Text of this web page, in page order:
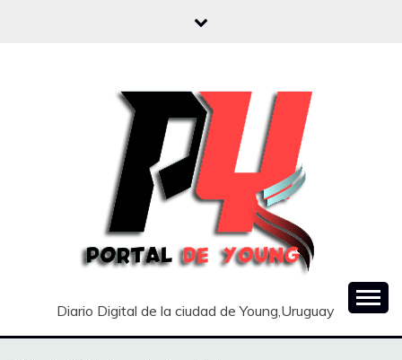
Diario Digital de la ciudad de Young,Uruguay